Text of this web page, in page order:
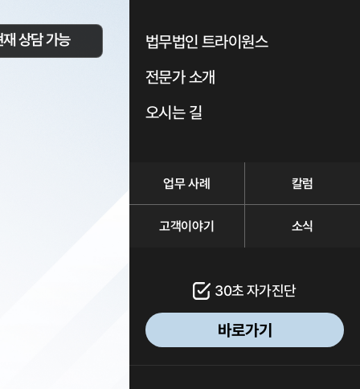
법무법인 트라이원스
전문가 소개
오시는 길
업무 사례 칼럼
고객이야기 소식
30초 자가진단
바로가기
재 상담 가능